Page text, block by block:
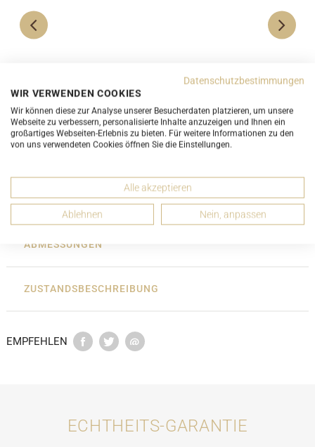
Burberry Tri Bar Cape Poncho Wolle Pear Royal
Gelb Violett
ab 250,00 CHF
UNGEBRAUCHT
DETAILS
ABMESSUNGEN
ZUSTANDSBESCHREIBUNG
EMPFEHLEN
ECHTHEITS-GARANTIE
Datenschutzbestimmungen
WIR VERWENDEN COOKIES
Wir können diese zur Analyse unserer Besucherdaten platzieren, um unsere
Webseite zu verbessern, personalisierte Inhalte anzuzeigen und Ihnen ein
großartiges Webseiten-Erlebnis zu bieten. Für weitere Informationen zu den
von uns verwendeten Cookies öffnen Sie die Einstellungen.
Alle akzeptieren
Ablehnen Nein, anpassen